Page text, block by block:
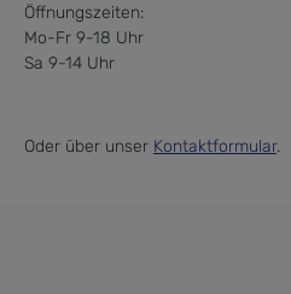
Öffnungszeiten:
Mo-Fr 9-18 Uhr
Sa 9-14 Uhr
Oder über unser Kontaktformular.